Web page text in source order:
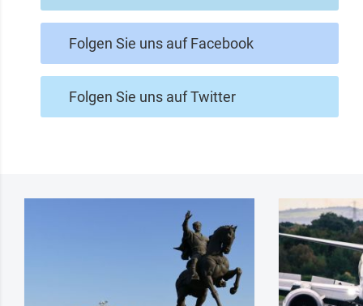
Folgen Sie uns auf Facebook
Folgen Sie uns auf Twitter